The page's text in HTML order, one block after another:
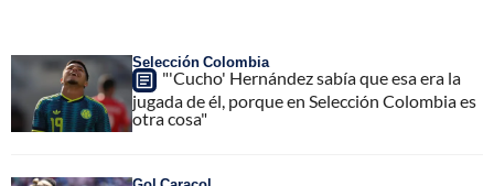
Selección Colombia
"'Cucho' Hernández sabía que esa era la
jugada de él, porque en Selección Colombia es
otra cosa"